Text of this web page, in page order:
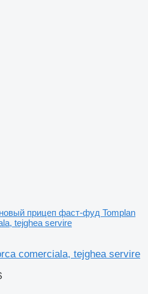
новый прицеп фаст-фуд Tomplan
tejghea servire
comerciala, tejghea servire